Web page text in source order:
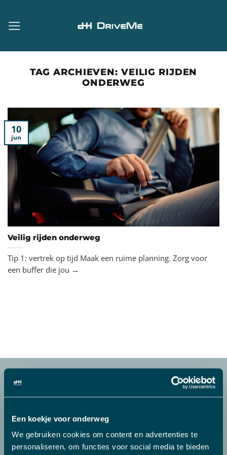
Een koekje voor onderweg
We gebruiken cookies om content en advertenties te
personaliseren, om functies voor social media te bieden
naar
TAG ARCHIEVEN: VEILIG RIJDEN
ONDERWEG
Veilig rijden onderweg
Tip 1: vertrek op tijd Maak een ruime planning. Zorg voor
een buffer die jou →
10
jun
WAAROM MENSEN VOOR
DRIVEME KIEZEN?
Bij DriveMe vind je alle vervoersservices. Zoek niet verder.